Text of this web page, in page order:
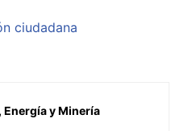
ciudadana
y Minería